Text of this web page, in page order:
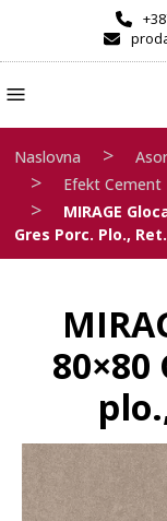
Naslovna >
> Efekt Cement
>
MIRAGE
Gres Porc. Plo.,
80×80